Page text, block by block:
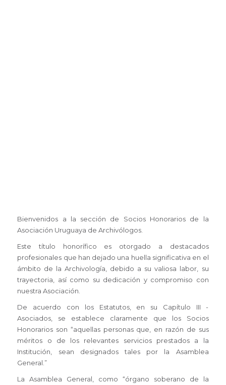
Bienvenidos a la sección de Socios Honorarios de la
Asociación Uruguaya de Archivólogos.
Este título honorífico es otorgado a destacados
profesionales que han dejado una huella significativa en el
ámbito de la Archivología, debido a su valiosa labor, su
trayectoria, así como su dedicación y compromiso con
nuestra Asociación.
De acuerdo con los Estatutos, en su Capítulo III -
Asociados, se establece claramente que los Socios
Honorarios son “aquellas personas que, en razón de sus
méritos o de los relevantes servicios prestados a la
Institución, sean designados tales por la Asamblea
General.”
La Asamblea General, como “órgano soberano de la